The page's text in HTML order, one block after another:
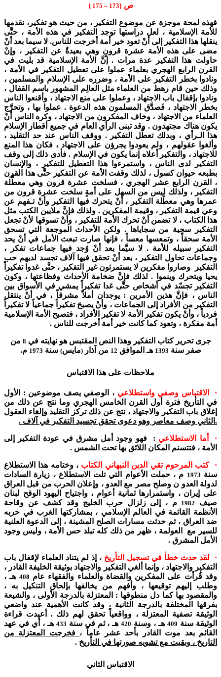
ص{173 – 175 }
فهذه لمحة موجزة عن موضوع التفكير ، من حيث هو تفكير، نقدمها
للأمة الإسلامية ، لعل دراستها توجد التفكير في هذه الأمة ، حتَّى
ينقلها هذا التفكير إلى أنْ تعود خير أمة أخرجت للناس. لا سيما بعد أنْ
مضى على هذه الأمة عشرة قرونٍ وهي بعيدةٌ عن التفكير ، وإنْ
حاولت هذا التفكير عدة مرات . إنَّ الأمة الإسلامية قد بليت في
القرن الرابع الهجري بعلماء عملوا على تعطيل التفكير في الأمة ،
ونادوا بخطر التفكير على الأمة ، وضرره على الإسلام والمسلمين ،
وذلك حين قام رهط من العلماء مثل العالِم المشهور باسم القفال ،
ونادوا بإقفال باب الاجتهاد ، وعملوا على منع الاجتهاد ، وأقنعوا الناس
بخطر الاجتهاد ، فَصدَّق المسلمون هذه الدعوة . عملوا بها ، وتحرَّج
العلماء من الاجتهاد ، وخاف المفكرون من الاجتهاد ، وكره الناس أنْ
يكون هناك مجتهدون . وقد تبنى الرأي العام في جميع أقطار الإسلام
هذا الـرأي ، وبدلك تعطَّل التفكير . ووقف الناس عند حد التقليد ،
وألغوا عقولهم ، ولم يعودوا يجرؤن على الاجتهاد ، فكان هذا المنع
للاجتهاد ، والتفكير أعلاه إنما يكون في الإسلام . فأدى ذلك إلى وقف
التفكير لدى الناس ، واستمرءوا هذا التعطيل للتفكير ، والإنسان
بطبعه حيوان كسول ، لذلك وقفت الأمة عن التفكير حتَّى هذا القرن
، القرن الرابع عشر الهجري ، فسلخت عشرة قرون وهي معطَّلة
التفكير ، ولذلك ليس من السهل على أمةٍ سلخت عشرة قرون من
عمرها وهي معطَّلة التفكير ، أنْ يتحرك فيها التفكير وأنْ تـفهم عن
وعي قيمة التفكير ، وقيمة المفكرين . ولذلك فإنَّ ملايين الكتب مثل
هذا الكتاب ، لا تضمن أنْ تحرك الأمة للتفكير ، وأنْ تسوقها لأنْ تجعل
التفكير سجية من سجاياها . ولكن الأحداث الموجعة التي تسحق
الأمة سحقاً ، وتمعسها معساً ، فإنها صارت تبعث الأمل في أنْ يحد
التفكير سبيله للأمة . لا سيَّما بعد أنْ وُجد فيها جماعات تفكر ،
وجماعات تحاول التفكير ، بعد أنْ تحقق فيها آلاف تجسد لديهم حب
التفكير وصاروا مفكرين لا يستمرئون غير التفكير ، حتَّى غدوا تفكيراً
يحيا ويتحرك وينموا . لذلك فإنَّ ضخامة الأحداث وفظاعتها ، وكون
التفكير تجسّد في أشخاص حتَّى غدا تفكيراً يمشي في الأسواق بين
الناس ، فإنَّ هذين الأمرين : يوجدان أملاً مشرقاً ، في أنْ ينتقل
التفكير من الأفراد إلى الجماعات ، وأنْ يصبحَ تفكيراً جماعياً لا تفكيراً
فردياً ، وأنْ يكون تفكير الأمة لا تفكير الأفراد ، فتصبح الأمة الإسلامية
أمة مفكرة ، وتعود كما كانت خير أمة أخرجت للناس .
جرى تحرير كتاب التفكير وهذا النص المقتبس هو نهايته في 8 من
صفر سنة 1393 هـ الموافق 12 من آذار(مايس) سنة 1973 م.
ملاحظات على هذا الاقتباس
· الاقتباس وصفي واستطلاعي ، الوصفي يصف موضوعين : الأول
في التأريخ فترة أول القرن الخامس الهجري وما نتج عن ذلك من
إغلاق باب التفكير والاجتهاد ، نتج عن ذلك تركز التقليد وإلغاء العقول
.الثاني وصف معاصر وهو دعوى تحقق تجسيد التفكير في آلاف .
· أما الاستطلاعي : فهو وجود أمل مشرق في عودة التفكير إلى
الأمة ، فتتسنم المكان اللائق بها تحت الشمس .
· كتب المرحوم تقي الدين النبهاني الكتاب ، وختامه هذا الاستطلاع
سنة 1973 م ، حملت الأعوام التي تلت الاستطلاع ، زيارة السادات
لدولة العدو ن وصلح مصر مع العدو ، وإعلان الحرب من قبل العراق
على إيران ، واستمرارها ثمانية أعوام ، واجتياح اليهود الوقح لبنان
صيف
1982 م ، إلى زلزال حرب الخليج وقد كشف عن وقاحة
الأنظمة القائمة في العالم الإسلامي ، بمشاركتها الغرب في حربه
ضد العراق ، ثم حدثت مسارات الصلح المشينة ، إلى الدعوة العلنية
للسير مع العولمة ، ظهر من ذلك كله تبلد حس الأمة ، وليس وجود
الأمل المشرق .
· لقد حدث خطأ في تسجيل التأريخ ، إذ لم يتناد العلماء لإقفال باب
التفكير والاجتهاد ، وإنما ألغي التفكير والاجتهاد بوثيقة الخليفة القادر ،
وقد قُرأت على المفكرين والقضاة والعلماء والفقهاء عام 408 هـ ،
وطلب إليهم توقيعها ، وأفهم من يخالفها بإلحاق التنكيل به ،
والمقصود بها كما دل منطوقها : المعتزلة بالدرجة الأولى ، والشيعة
بفرقها المختلفة بالدرجة الثانية ، وقد كانت الأهمية عند واضعي
الوثيقة تصفية المعتزلة ، وواقعياً تحقق لهم ذلك . أعيدت قراءة
الوثيقة سنة 409هـ ، وسنة 420هـ ، ثم في سنة 433 هـ ، أي في عهد
القائم بعد موت القادر بأحد عشر عاماً ، فخرجت المعتزلة من
التاريخ ، وبقيت مع تشويه صورتها في التأريخ .
الاقتباس الثاني